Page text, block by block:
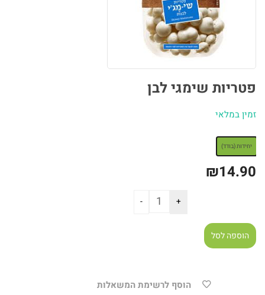
פטריות שימגי לבן
זמין במלאי
יחידות (בודד)
₪14.90
הוספה לסל
הוסף לרשימת המשאלות